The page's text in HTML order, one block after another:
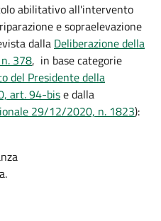
abilitativo all'intervento
e sopraelevazione
dalla Deliberazione della
378, in base categorie
del Presidente della
art. 94-bise dalla
29/12/2020, n. 1823):